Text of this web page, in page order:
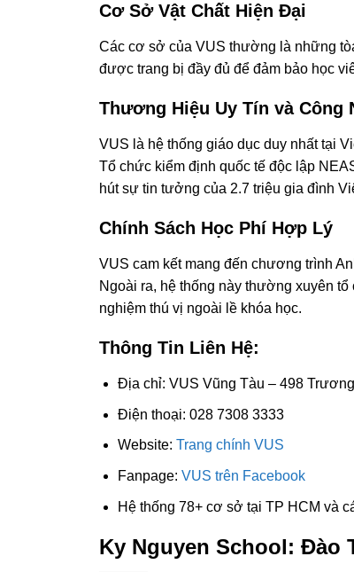
Cơ Sở Vật Chất Hiện Đại
Các cơ sở của VUS thường là những
được trang bị đầy đủ để đảm bảo học
Thương Hiệu Uy Tín và Công
VUS là hệ thống giáo dục duy nhất tại
Tổ chức kiểm định quốc tế độc lập
hút sự tin tưởng của 2.7 triệu gia đình
Chính Sách Học Phí Hợp Lý
VUS cam kết mang đến chương trình
Ngoài ra, hệ thống này thường xuyên
nghiệm thú vị ngoài lề khóa học.
Thông Tin Liên Hệ:
Địa chỉ: VUS Vũng Tàu – 498
Điện thoại: 028 7308 3333
Website: Trang chính VUS
Fanpage: VUS trên Facebook
Hệ thống 78+ cơ sở tại TP HCM và
Ky Nguyen School: Đào